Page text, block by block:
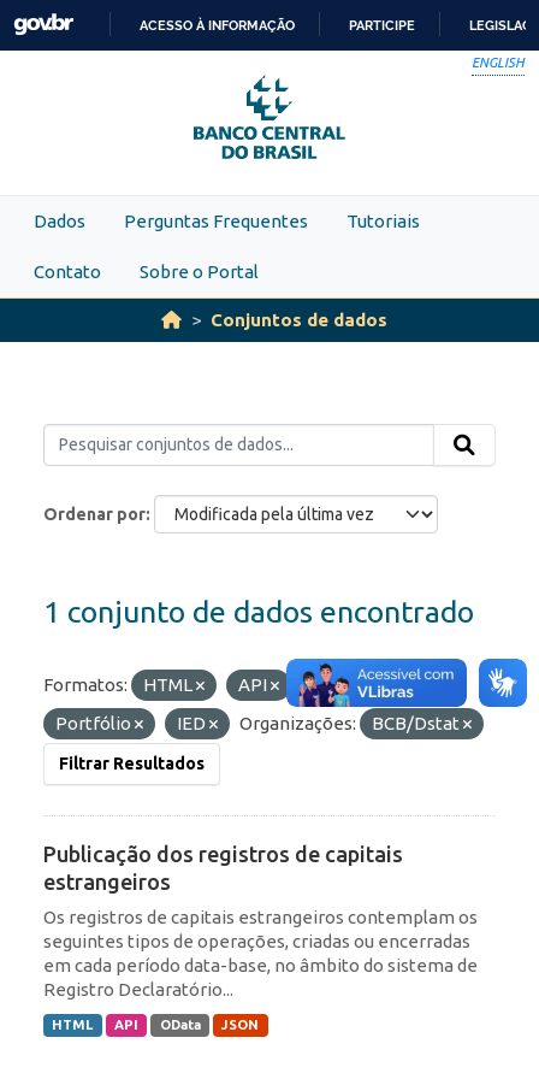
Skip to main content
PARA
O
CONTEÚDO
ACESSO À INFORMAÇÃO PARTICIPE
ENGLISH
Dados Perguntas Frequentes Tutoriais
Contato Sobre o Portal
Conjuntos de dados
Ordenar por
1 conjunto de dados encontrado
Formatos: HTML API Etiquetas:
ROF
Portfólio
IED Organizações: BCB/Dstat
Filtrar Resultados
Publicação dos registros de capitais
estrangeiros
Os registros de capitais estrangeiros contemplam os
seguintes tipos de operações, criadas ou encerradas
em cada período data-base, no âmbito do sistema de
Registro Declaratório...
HTML API OData JSON